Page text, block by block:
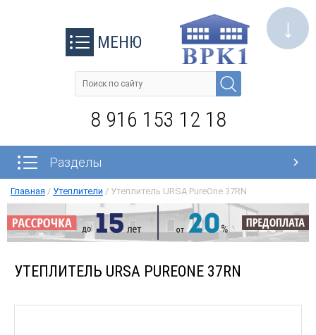
↓
МЕНЮ
8 916 153 12 18
Разделы
Главная / Утеплители / Утеплитель URSA PureOne 37RN
УТЕПЛИТЕЛЬ URSA PUREONE 37RN